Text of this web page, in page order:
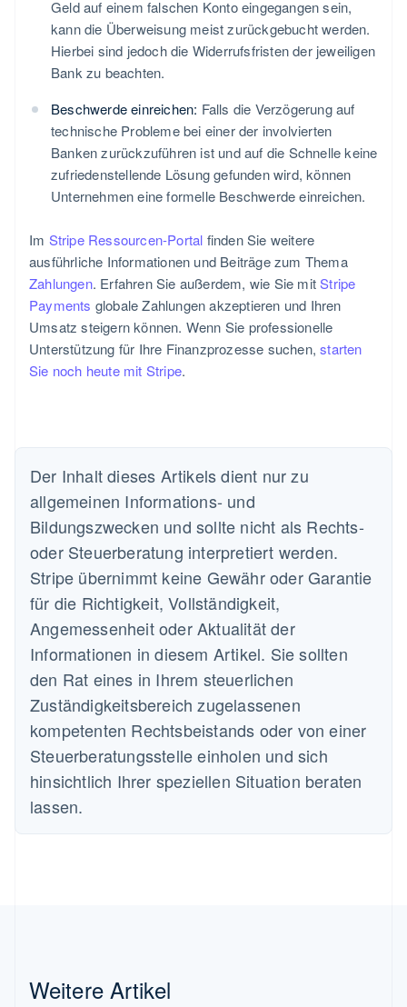
Geld auf einem falschen Konto eingegangen sein,
kann die Überweisung meist zurückgebucht werden.
Hierbei sind jedoch die Widerrufsfristen der jeweiligen
Bank zu beachten.
Beschwerde einreichen: Falls die Verzögerung auf
technische Probleme bei einer der involvierten
Banken zurückzuführen ist und auf die Schnelle keine
zufriedenstellende Lösung gefunden wird, können
Unternehmen eine formelle Beschwerde einreichen.
Im Stripe Ressourcen-Portal finden Sie weitere
ausführliche Informationen und Beiträge zum Thema
Zahlungen. Erfahren Sie außerdem, wie Sie mitStripe
Payments globale Zahlungen akzeptieren und Ihren
Umsatz steigern können. Wenn Sie professionelle
Unterstützung für Ihre Finanzprozesse suchen,starten
Sie noch heute mit Stripe.
Der Inhalt dieses Artikels dient nur zu
allgemeinen Informations- und
Bildungszwecken und sollte nicht als Rechts-
oder Steuerberatung interpretiert werden.
Stripe übernimmt keine Gewähr oder Garantie
für die Richtigkeit, Vollständigkeit,
Angemessenheit oder Aktualität der
Informationen in diesem Artikel. Sie sollten
den Rat eines in Ihrem steuerlichen
Zuständigkeitsbereich zugelassenen
kompetenten Rechtsbeistands oder von einer
Steuerberatungsstelle einholen und sich
hinsichtlich Ihrer speziellen Situation beraten
lassen.
Weitere Artikel